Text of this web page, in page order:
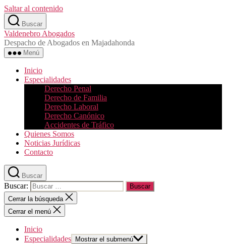
Saltar al contenido
Buscar
Valdenebro Abogados
Despacho de Abogados en Majadahonda
Menú
Inicio
Especialidades
Derecho Penal
Derecho de Familia
Derecho Laboral
Derecho Canónico
Accidentes de Tráfico
Quienes Somos
Noticias Jurídicas
Contacto
Buscar
Buscar:
Cerrar la búsqueda
Cerrar el menú
Inicio
Especialidades
Mostrar el submenú